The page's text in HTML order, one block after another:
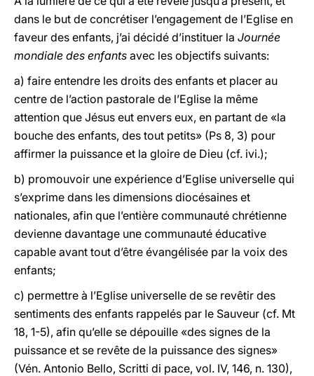
dans le but de concrétiser l’engagement de l’Eglise en
faveur des enfants, j’ai décidé d’instituer la Journée
mondiale des enfants avec les objectifs suivants:
a) faire entendre les droits des enfants et placer au
centre de l’action pastorale de l’Eglise la même
attention que Jésus eut envers eux, en partant de «la
bouche des enfants, des tout petits» (Ps 8, 3) pour
affirmer la puissance et la gloire de Dieu (cf. ivi.);
b) promouvoir une expérience d’Eglise universelle qui
s’exprime dans les dimensions diocésaines et
nationales, afin que l’entière communauté chrétienne
devienne davantage une communauté éducative
capable avant tout d’être évangélisée par la voix des
enfants;
c) permettre à l’Eglise universelle de se revêtir des
sentiments des enfants rappelés par le Sauveur (cf. Mt
18, 1-5), afin qu’elle se dépouille «des signes de la
puissance et se revête de la puissance des signes»
(Vén. Antonio Bello, Scritti di pace, vol. IV, 146, n. 130),